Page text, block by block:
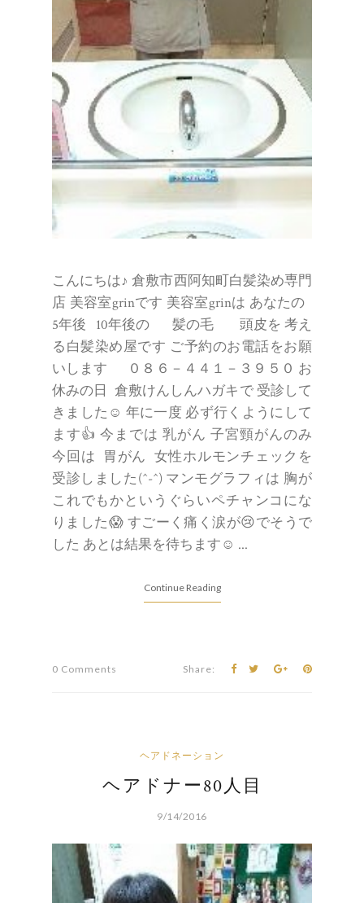
こんにちは♪ 倉敷市西阿知町白髪染め専門
店 美容室grinです 美容室grinは あなたの
5年後 10年後の 髪の毛 頭皮を 考え
る白髪染め屋です ご予約のお電話をお願
いします ０８６－４４１－３９５０ お
休みの日 倉敷けんしんハガキで 受診して
きました☺ 年に一度 必ず行くようにして
ます👍 今までは 乳がん 子宮頸がんのみ
今回は 胃がん 女性ホルモンチェックを
受診しました(^-^) マンモグラフィは 胸が
これでもかというぐらいペチャンコにな
りました😱 すごーく痛く涙が😢でそうで
した あとは結果を待ちます☺ ...
Continue Reading
0 Comments Share:
ヘアドネーション
ヘアドナー80人目
9/14/2016